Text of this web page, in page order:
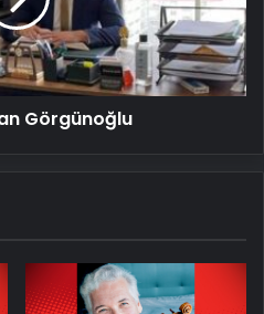
Görgünoğlu